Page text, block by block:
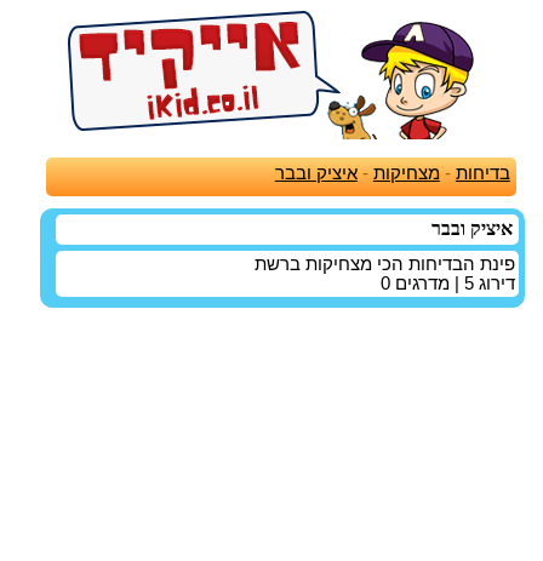
בדיחות -מצחיקות -איציק ובבר
איציק ובבר
פינת הבדיחות הכי מצחיקות ברשת
דירוג 5 | מדרגים 0